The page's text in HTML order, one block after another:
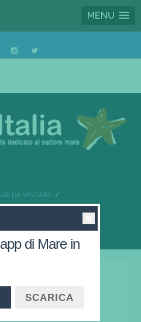
MENU
DA VISITARE
NON L’AVETE MAI VISTA
di Mare in
SCARICA